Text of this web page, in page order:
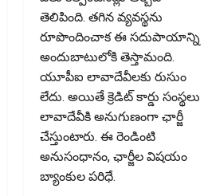
తెలిపింది. తగిన వ్యవస్థను
రూపొందించాక ఈ సదుపాయాన్ని
అందుబాటులోకి తెస్తామంది.
యూపీఐ లావాదేవీలకు రుసుం
లేదు. అయితే క్రెడిట్ కార్డు సంస్థలు
లావాదేవీకి అనుగుణంగా ఛార్జీ
చేస్తుంటారు. ఈ రెండింటి
అనుసంధానం, ఛార్జీల విషయం
బ్యాంకుల ప‌రిధే.